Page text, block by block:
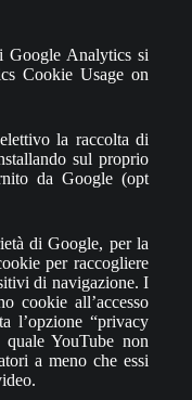
Google Analytics si
Cookie Usage on
la raccolta di
sul proprio
da Google (opt
di Google, per la
per raccogliere
di navigazione. I
cookie all’accesso
l’opzione “privacy
YouTube non
a meno che essi